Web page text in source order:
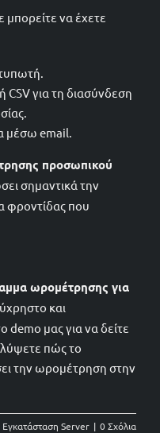
να έχετε
για τη διασύνδεση
μέσω email.
προσωπικού
σημαντικά την
φροντίδας που
ωρομέτρησης για
και
demo μας για να δείτε
πώς το
την ωρομέτρηση στην
Εγκατάσταση Server | 0 Σχόλια